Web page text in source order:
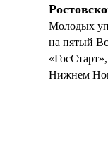
Молодых
на пятый
Нижнем